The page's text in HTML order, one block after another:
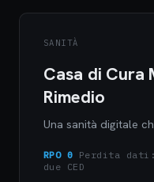
SANITÀ
Casa di Cura
Rimedio
Una sanità digitale
RPO 0 Perdita
due CED